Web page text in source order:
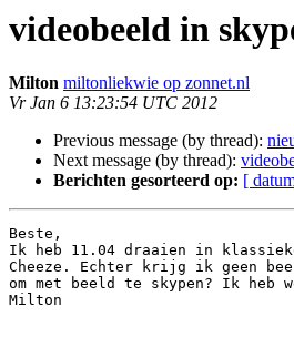
videobeeld in
Milton miltonliekwie op zonnet.nl
Vr Jan 6 13:23:54 UTC 2012
Previous message (by thread):
Next message (by thread):
Berichten gesorteerd op: [
Beste,
Ik heb 11.04 draaien in
Cheeze. Echter krijg ik geen
om met beeld te skypen? Ik heb
Milton